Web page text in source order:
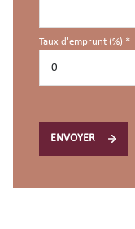
Taux d'emprunt (%) *
ENVOYER